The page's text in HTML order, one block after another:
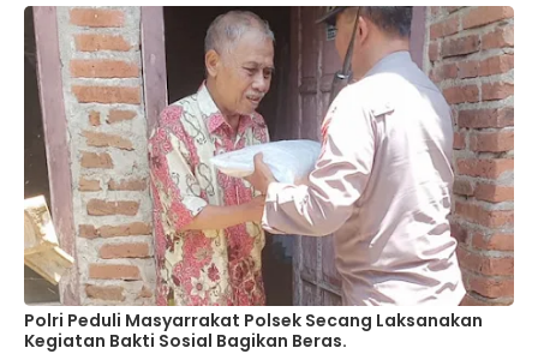
Polri Peduli Masyarrakat Polsek Secang Laksanakan
Kegiatan Bakti Sosial Bagikan Beras.